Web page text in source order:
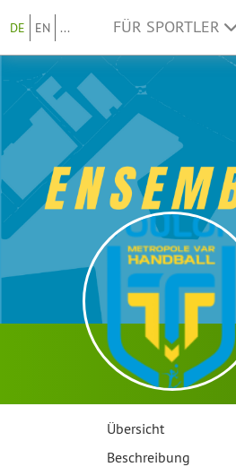
DE EN ... FÜR SPORTLER
Übersicht
Beschreibung